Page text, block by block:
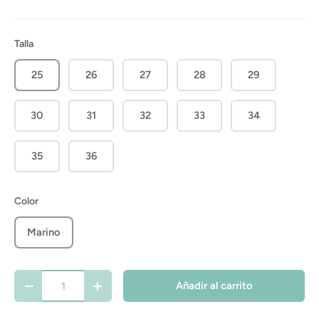
Talla
25 26 27 28 29
30 31 32 33 34
35 36
Color
Marino
- + Añadir al carrito